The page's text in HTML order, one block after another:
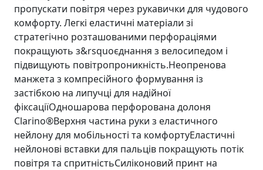
пропускати повітря через рукавички для чудового
комфорту. Легкі еластичні матеріали зі
стратегічно розташованими перфораціями
покращують з&rsquoєднання з велосипедом і
підвищують повітропроникність.Неопренова
манжета з компресійного формування із
застібкою на липучці для надійної
фіксаціїОдношарова перфорована долоня
Clarino®Верхня частина руки з еластичного
нейлону для мобільності та комфортуЕластичні
нейлонові вставки для пальців покращують потік
повітря та спритністьСиліконовий принт на